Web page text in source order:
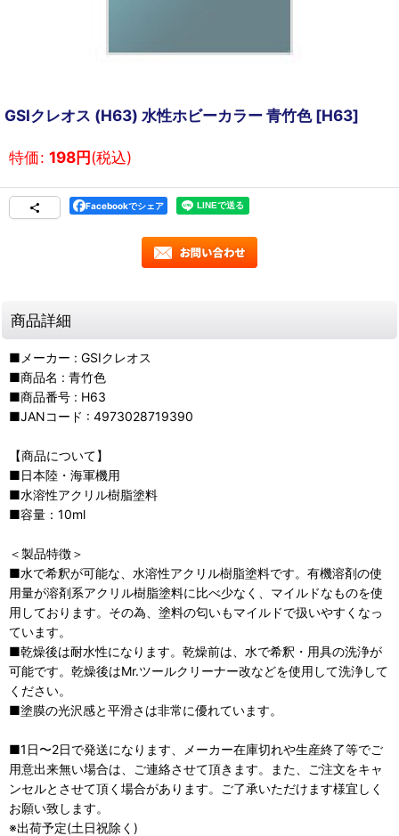
GSIクレオス (H63) 水性ホビーカラー 青竹色[H63]
特価: 198円(税込)
Facebookでシェア
商品詳細
■メーカー : GSIクレオス
■商品名 : 青竹色
■商品番号 : H63
■JANコード : 4973028719390
【商品について】
■日本陸・海軍機用
■水溶性アクリル樹脂塗料
■容量：10ml
＜製品特徴＞
■水で希釈が可能な、水溶性アクリル樹脂塗料です。有機溶剤の使
用量が溶剤系アクリル樹脂塗料に比べ少なく、マイルドなものを使
用しております。その為、塗料の匂いもマイルドで扱いやすくなっ
ています。
■乾燥後は耐水性になります。乾燥前は、水で希釈・用具の洗浄が
可能です。乾燥後はMr.ツールクリーナー改などを使用して洗浄して
ください。
■塗膜の光沢感と平滑さは非常に優れています。
■1日〜2日で発送になります、メーカー在庫切れや生産終了等でご
用意出来無い場合は、ご連絡させて頂きます。また、ご注文をキャ
ンセルとさせて頂く場合があります。ご了承いただけます様宜しく
お願い致します。
※出荷予定(土日祝除く)